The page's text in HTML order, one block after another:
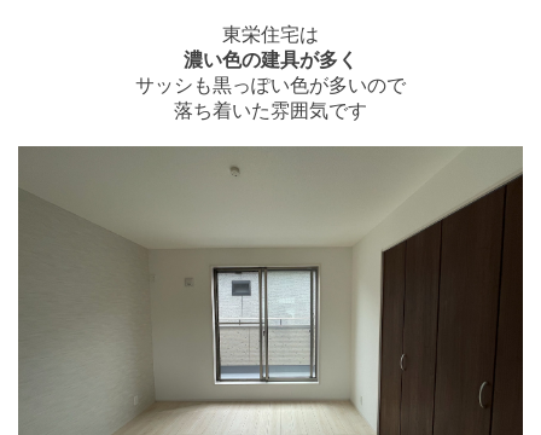
東栄住宅は
濃い色の建具が多く
サッシも黒っぽい色が多いので
落ち着いた雰囲気です